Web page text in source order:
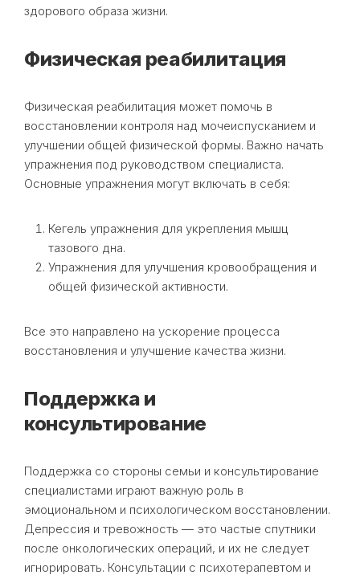
здорового образа жизни.
Физическая реабилитация
Физическая реабилитация может помочь в
восстановлении контроля над мочеиспусканием и
улучшении общей физической формы. Важно начать
упражнения под руководством специалиста.
Основные упражнения могут включать в себя:
Кегель упражнения для укрепления мышц
тазового дна.
Упражнения для улучшения кровообращения и
общей физической активности.
Все это направлено на ускорение процесса
восстановления и улучшение качества жизни.
Поддержка и
консультирование
Поддержка со стороны семьи и консультирование
специалистами играют важную роль в
эмоциональном и психологическом восстановлении.
Депрессия и тревожность — это частые спутники
после онкологических операций, и их не следует
игнорировать. Консультации с психотерапевтом и